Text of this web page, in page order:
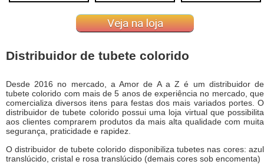
Veja na loja
Distribuidor de tubete colorido
Desde 2016 no mercado, a Amor de A a Z é um distribuidor de
tubete colorido com mais de 5 anos de experiência no mercado, que
comercializa diversos itens para festas dos mais variados portes. O
distribuidor de tubete colorido possui uma loja virtual que possibilita
aos clientes comprarem produtos da mais alta qualidade com muita
segurança, praticidade e rapidez.
O distribuidor de tubete colorido disponibiliza tubetes nas cores: azul
translúcido, cristal e rosa translúcido (demais cores sob encomenta)